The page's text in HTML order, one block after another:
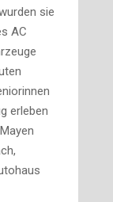
sie
AC
erleben